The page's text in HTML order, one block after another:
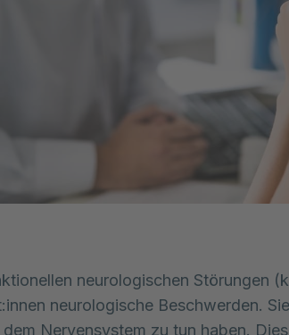
neurologischen Störungen
neurologische Beschwerden.
Nervensystem zu tun haben.